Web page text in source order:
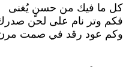
كل ما فيك من حسنٍ يُغنى
فكم وتر نام على لحن
وكم عود رقد في صمت